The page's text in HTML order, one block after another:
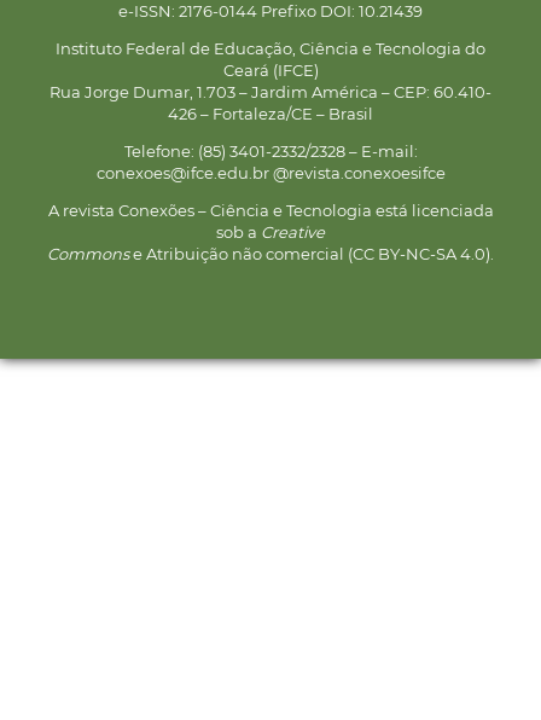
e-ISSN: 2176-0144 Prefixo DOI: 10.21439
Instituto Federal de Educação, Ciência e Tecnologia do
Ceará (IFCE)
Rua Jorge Dumar, 1.703 – Jardim América – CEP: 60.410-
426 – Fortaleza/CE – Brasil
Telefone: (85) 3401-2332/2328 – E-mail:
conexoes@ifce.edu.br @revista.conexoesifce
A revista Conexões – Ciência e Tecnologia está licenciada
sob a Creative
Commonse Atribuição não comercial (CC BY-NC-SA 4.0).